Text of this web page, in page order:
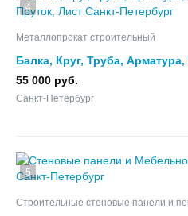
4
Металлопрокат строительный
Балка, Круг, Труба,
Пруток, Лист
55 000 руб.
Санкт-Петербург
5
Строительные стеновые панели и